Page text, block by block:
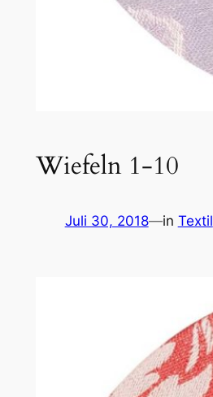
Wiefeln 1-10
Juli 30, 2018—in Textil